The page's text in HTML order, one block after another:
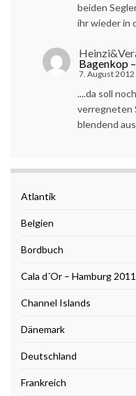
beiden
ihr wieder in
Bagenkop
7. August 2012
....da soll
verregneten
blendend
Atlantik
Belgien
Bordbuch
Cala d´Or – Hamburg 2011
Channel Islands
Dänemark
Deutschland
Frankreich